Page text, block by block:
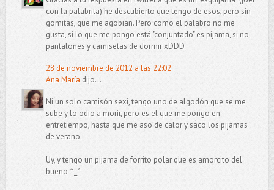
con la palabrita) he descubierto que tengo de esos, pero sin
gomitas, que me agobian. Pero como el palabro no me
gusta, si lo que me pongo está "conjuntado" es pijama, si no,
pantalones y camisetas de dormir xDDD
28 de noviembre de 2012 a las 22:02
Ana María dijo...
Ni un solo camisón sexi, tengo uno de algodón que se me
sube y lo odio a morir, pero es el que me pongo en
entretiempo, hasta que me aso de calor y saco los pijamas
de verano.
Uy, y tengo un pijama de forrito polar que es amorcito del
bueno ^_^